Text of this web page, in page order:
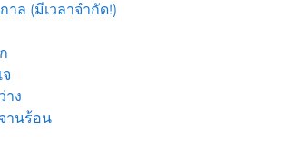
าล (มีเวลาจำกัด!)
าง
านร้อน